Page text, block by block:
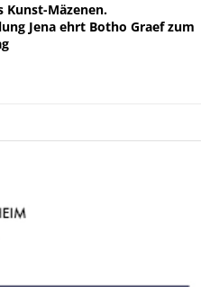
Kunst-Mäzenen.
Jena ehrt Botho Graef zum